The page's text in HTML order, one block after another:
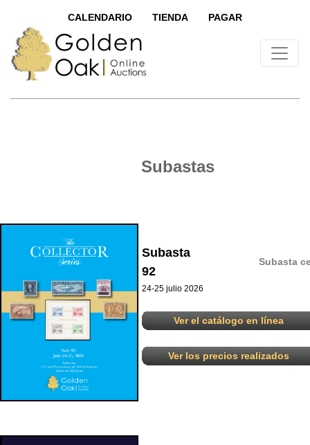
CALENDARIO TIENDA PAGAR
Subastas
Subasta
92
Subasta
24-25 julio 2026
Ver el catálogo en línea
Ver los precios realizados